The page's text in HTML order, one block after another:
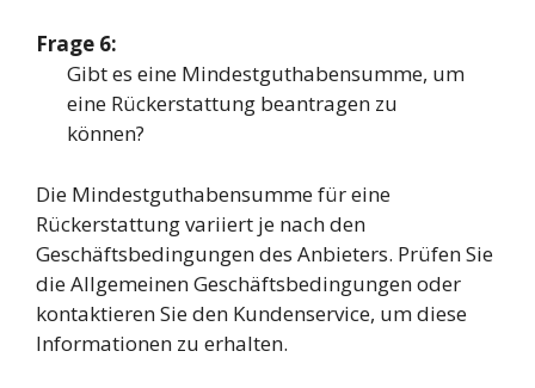
Frage 6:
Gibt es eine Mindestguthabensumme, um
eine Rückerstattung beantragen zu
können?
Die Mindestguthabensumme für eine
Rückerstattung variiert je nach den
Geschäftsbedingungen des Anbieters. Prüfen Sie
die Allgemeinen Geschäftsbedingungen oder
kontaktieren Sie den Kundenservice, um diese
Informationen zu erhalten.